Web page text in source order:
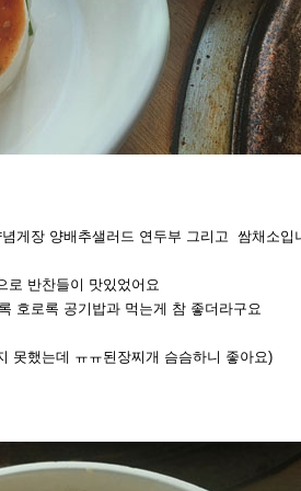
게장 양배추샐러드 연두부 그리고 쌈채소입
로 반찬들이 맛있었어요
호로록 공기밥과 먹는게 참 좋더라구요
못했는데 ㅠㅠ된장찌개 슴슴하니 좋아요)